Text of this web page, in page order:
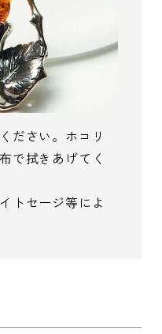
ださい。ホコリ
で拭きあげてく
トセージ等によ